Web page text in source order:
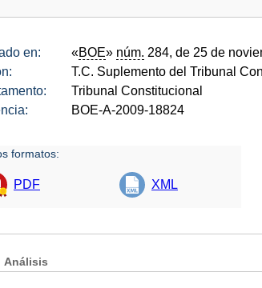
en: «BOE» núm. 284, de 25 de
T.C. Suplemento del Tribunal
Tribunal Constitucional
BOE-A-2009-18824
formatos:
PDF XML
Análisis